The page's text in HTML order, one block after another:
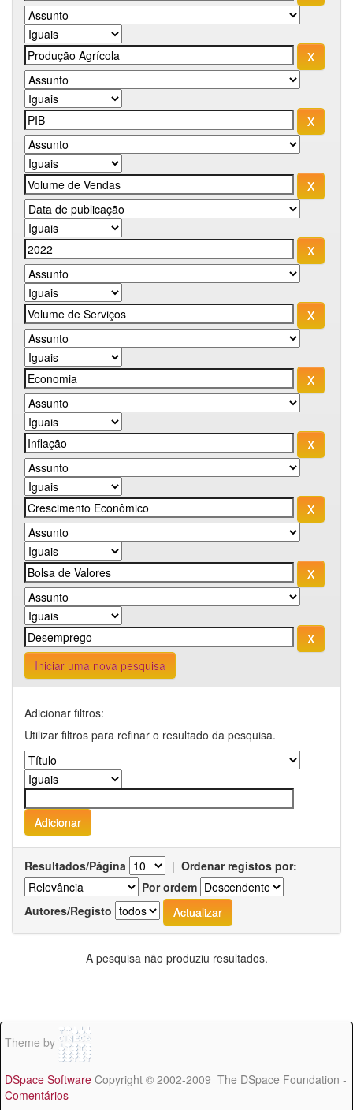
Iniciar uma nova pesquisa
Adicionar filtros:
Utilizar filtros para refinar o resultado da pesquisa.
Resultados/Página | Ordenar registos por:
Por ordem
Autores/Registo
A pesquisa não produziu resultados.
Theme by
DSpace Software Copyright © 2002-2009 The DSpace Foundation -
Comentários